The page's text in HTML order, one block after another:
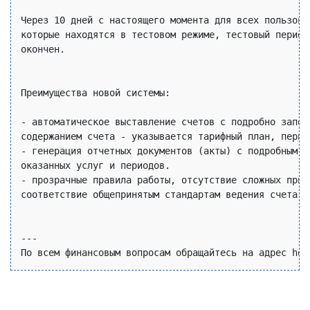
Через 10 дней с настоящего момента для всех
которые находятся в тестовом режиме, тестовый
окончен.
Преимущества новой системы:
- автоматическое выставление счетов с подробно
содержанием счета - указывается тарифный план,
- генерация отчетных документов (акты) с подробным
оказанных услуг и периодов.
- прозрачные правила работы, отсутствие сложных
соответствие общепринятым стандартам ведения счета
---